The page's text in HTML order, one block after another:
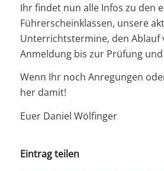
Ihr findet nun alle Infos zu den
Führerscheinklassen, unsere
Unterrichtstermine, den Ablauf
Anmeldung bis zur Prüfung
Wenn Ihr noch Anregungen
her damit!
Euer Daniel Wölfinger
Eintrag teilen